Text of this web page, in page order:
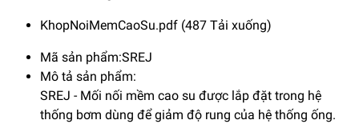
KhopNoiMemCaoSu.pdf (487 Tải xuống)
Mã sản phẩm:SREJ
Mô tả sản phẩm:
SREJ - Mối nối mềm cao su được lắp đặt trong hệ
thống bơm dùng để giảm độ rung của hệ thống ống.